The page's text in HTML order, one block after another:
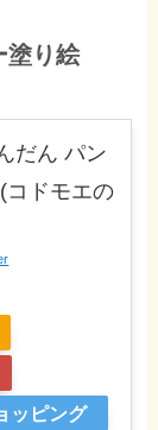
塗り絵
だん パン
コドモエの
ッピング